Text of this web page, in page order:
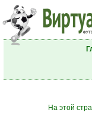
На этой